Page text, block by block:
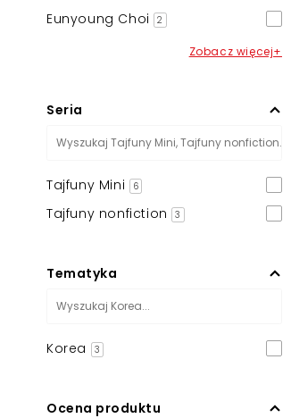
Eunyoung Choi 2
Zobacz więcej+
Seria
Tajfuny Mini 6
Tajfuny nonfiction 3
Tematyka
Korea 3
Ocena produktu